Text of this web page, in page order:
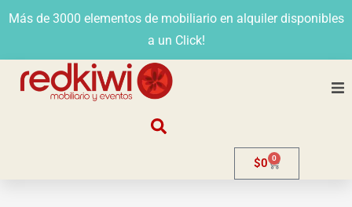
Más de 3000 elementos de mobiliario en alquiler disponibles
a un Click!
$0 0